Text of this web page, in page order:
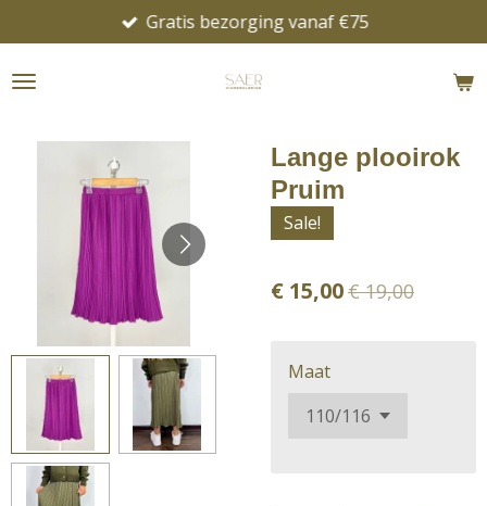
direct
naar
Gratis bezorging vanaf €75
Lange plooirok
Pruim
Sale!
€ 15,00€ 19,00
Maat